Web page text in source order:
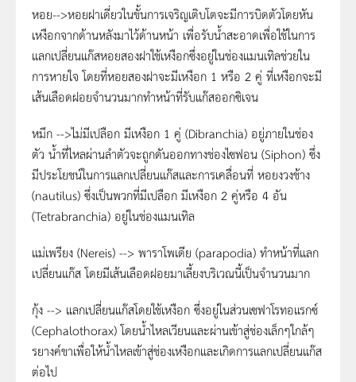
หอย-->หอยฝาเดี่ยวในขั้นการเจริญเติบโตจะมีการบิดตัวโดยหัน
เหงือกจากด้านหลังมาไว้ด้านหน้า เพื่อรับน้ำสะอาดเพื่อใช้ในการ
แลกเปลี่ยนแก๊สหอยสองฝาใช้เหงือกซึ่งอยู่ในช่องแมนเทิลช่วยใน
การหายใจ โดยที่หอยสองฝาจะมีเหงือก 1 หรือ 2 คู่ ที่เหงือกจะมี
เส้นเลือดฝอยจำนวนมากทำหน้าที่รับแก๊สออกซิเจน
หมึก -->ไม่มีเปลือก มีเหงือก 1 คู่ (Dibranchia) อยู่ภายในช่อง
ตัว น้ำที่ไหลผ่านลำตัวจะถูกดันออกทางช่องไซฟอน (Siphon) ซึ่ง
มีประโยชน์ในการแลกเปลี่ยนแก๊สและการเคลื่อนที่ หอยงวงช้าง
(nautilus) ซึ่งเป็นพวกที่มีเปลือก มีเหงือก 2 คู่หรือ 4 อัน
(Tetrabranchia) อยู่ในช่องแมนเทิล
แม่เพรียง (Nereis) --> พาราโพเดีย (parapodia) ทำหน้าที่แลก
เปลี่ยนแก๊ส โดยมีเส้นเลือดฝอยมาเลี้ยงบริเวณนี้เป็นจำนวนมาก
กุ้ง --> แลกเปลี่ยนแก๊สโดยใช้เหงือก ซึ่งอยู่ในส่วนเซฟาโรทอแรกซ์
(Cephalothorax) โดยน้ำไหลเวียนและผ่านเข้าสู่ช่องเล็กๆใกล้ๆ
รยางค์ขาเพื่อให้น้ำไหลเข้าสู่ช่องเหงือกและเกิดการแลกเปลี่ยนแก๊ส
ต่อไป